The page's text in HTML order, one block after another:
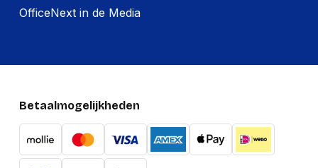
OfficeNext in de Media
Betaalmogelijkheden